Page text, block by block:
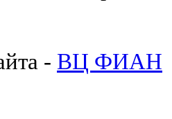
- ВЦ ФИАН